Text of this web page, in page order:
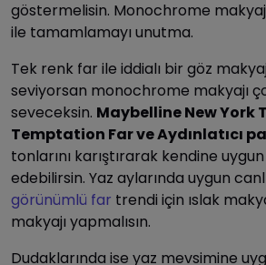
göstermelisin. Monochrome
ile tamamlamayı unutma.
Tek renk far ile iddialı bir göz
seviyorsan monochrome makyajı
seveceksin. Maybelline New York
Temptation Far ve Aydınlatıcı
tonlarını karıştırarak kendine
edebilirsin. Yaz aylarında uygun
görünümlü far trendi için ıslak
makyajı yapmalısın.
Dudaklarında ise yaz mevsimine